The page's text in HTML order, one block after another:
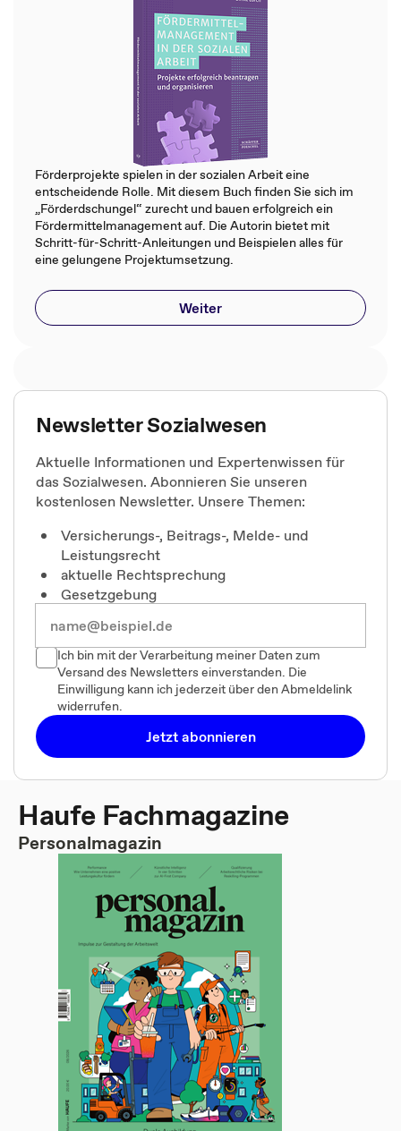
Förderprojekte spielen in der sozialen Arbeit eine
entscheidende Rolle. Mit diesem Buch finden Sie sich im
„Förderdschungel“ zurecht und bauen erfolgreich ein
Fördermittelmanagement auf. Die Autorin bietet mit
Schritt-für-Schritt-Anleitungen und Beispielen alles für
eine gelungene Projektumsetzung.
Weiter
Newsletter Sozialwesen
Aktuelle Informationen und Expertenwissen für
das Sozialwesen. Abonnieren Sie unseren
kostenlosen Newsletter. Unsere Themen:
Versicherungs-, Beitrags-, Melde- und
Leistungsrecht
aktuelle Rechtsprechung
Gesetzgebung
Ich bin mit der Verarbeitung meiner Daten zum
Versand des Newsletters einverstanden. Die
Einwilligung kann ich jederzeit über den Abmeldelink
widerrufen.
Jetzt abonnieren
Haufe Fachmagazine
Personalmagazin